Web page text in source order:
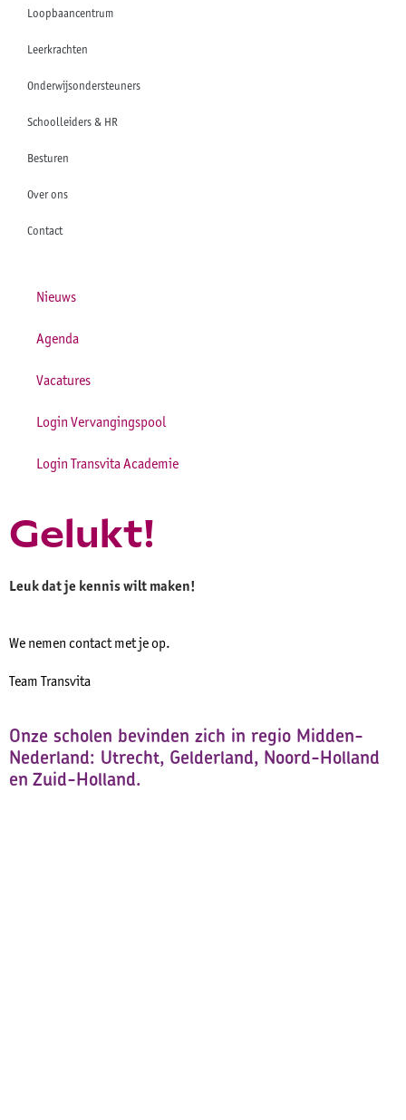
Loopbaancentrum
Leerkrachten
Onderwijsondersteuners
Schoolleiders & HR
Besturen
Over ons
Contact
Nieuws
Agenda
Vacatures
Login Vervangingspool
Login Transvita Academie
Gelukt!
Leuk dat je kennis wilt maken!
We nemen contact met je op.
Team Transvita
Onze scholen bevinden zich in regio Midden-
Nederland: Utrecht, Gelderland, Noord-Holland
en Zuid-Holland.